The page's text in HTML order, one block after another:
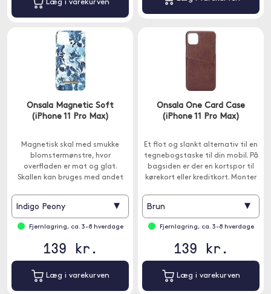
Læg i varekurven
Onsala Magnetic Soft
(iPhone 11 Pro Max)
Magnetisk skal med smukke
blomstermønstre, hvor
overfladen er mat og glat.
Skallen kan bruges med andet
Indigo Peony ▾
Fjernlagring, ca. 3-8 hverdage
139 kr.
Læg i varekurven
Onsala One Card Case
(iPhone 11 Pro Max)
Et flot og slankt alternativ til en
tegnebogstaske til din mobil. På
bagsiden er der en kortspor til
kørekort eller kreditkort. Monter
Brun ▾
Fjernlagring, ca. 3-8 hverdage
139 kr.
Læg i varekurven